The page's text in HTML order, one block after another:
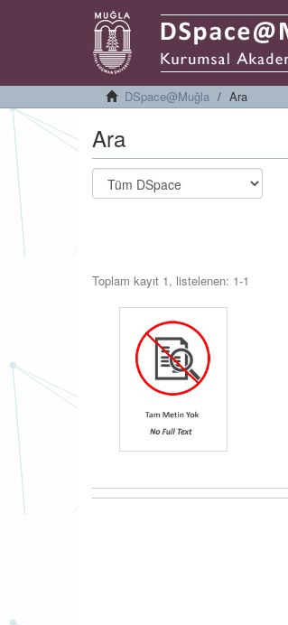
DSpace@Muğla Ara
Ara
Toplam kayıt 1, listelenen: 1-1